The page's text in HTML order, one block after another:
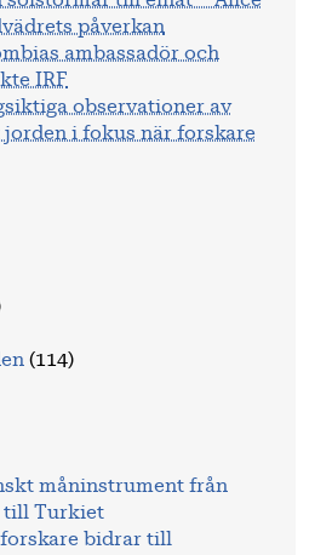
påverkan
ambassadör och
IRF
observationer av
i fokus när forskare
(114)
måninstrument från
till Turkiet
bidrar till